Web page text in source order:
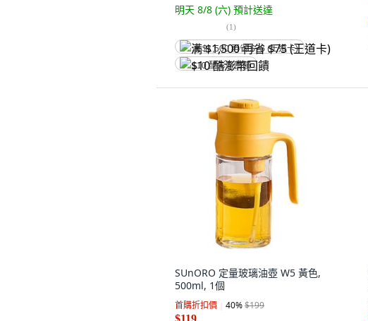
明天 8/8 (六) 預計送達
(1)
满 $1,500 再省 $75 (王道卡)
$10 酷澎幣回饋
SUnORO 定量玻璃油壺 W5 黃色,
500ml, 1個
首購折扣價 40%$199
$119